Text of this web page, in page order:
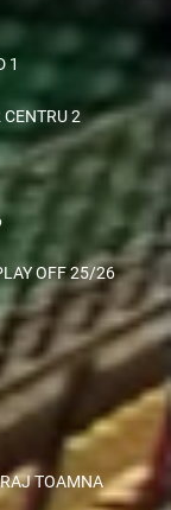
1
CENTRU 2
OFF 25/26
TOAMNA